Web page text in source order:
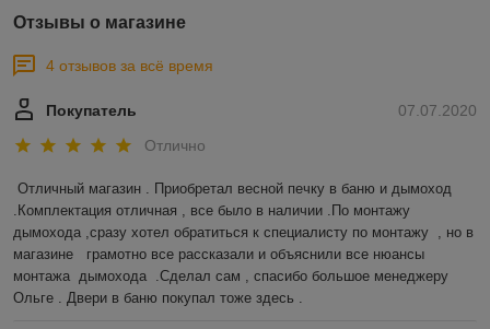
Отзывы о магазине
4 отзывов за всё время
07.07.2020
Покупатель
Отлично
Отличный магазин . Приобретал весной печку в баню и дымоход
.Комплектация отличная , все было в наличии .По монтажу
дымохода ,сразу хотел обратиться к специалисту по монтажу  , но в
магазине   грамотно все рассказали и объяснили все нюансы
монтажа  дымохода  .Сделал сам , спасибо большое менеджеру
Ольге . Двери в баню покупал тоже здесь .